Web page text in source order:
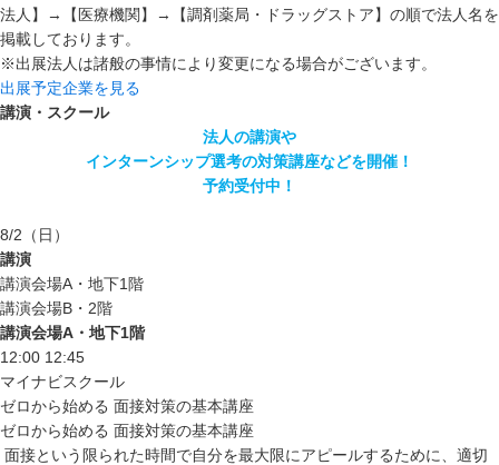
法人】→【医療機関】→【調剤薬局・ドラッグストア】の順で法人名を
掲載しております。
※出展法人は諸般の事情により変更になる場合がございます。
出展予定企業を見る
講演・スクール
法人の講演や
インターンシップ選考の対策講座などを開催！
予約受付中！
8/2 （日）
講演
講演会場A・地下1階
講演会場B・2階
講演会場A・地下1階
12:00 12:45
マイナビスクール
ゼロから始める 面接対策の基本講座
ゼロから始める 面接対策の基本講座
面接という限られた時間で自分を最大限にアピールするために、適切